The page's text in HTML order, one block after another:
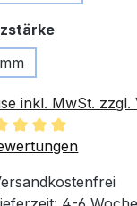
auswählen
inkl. MwSt. zzgl.